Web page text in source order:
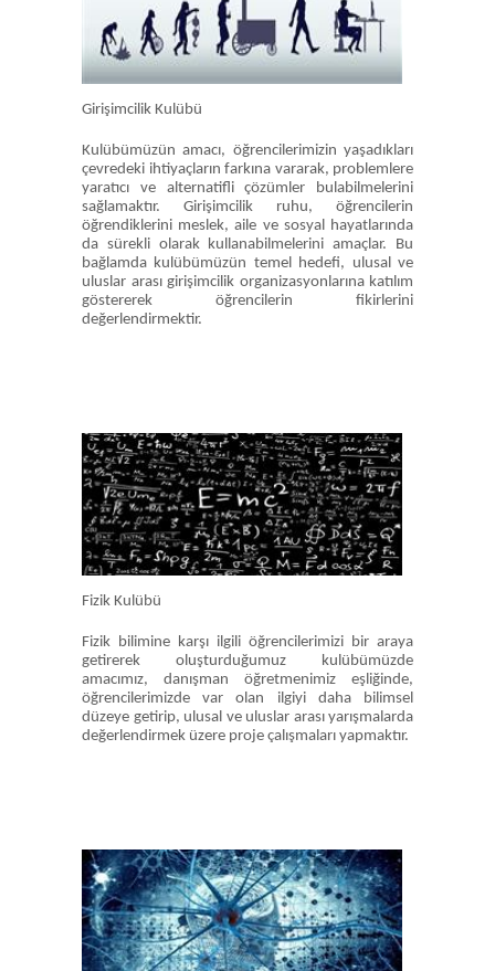
Girişimcilik Kulübü
Kulübümüzün amacı, öğrencilerimizin yaşadıkları
çevredeki ihtiyaçların farkına vararak, problemlere
yaratıcı ve alternatifli çözümler bulabilmelerini
sağlamaktır. Girişimcilik ruhu, öğrencilerin
öğrendiklerini meslek, aile ve sosyal hayatlarında
da sürekli olarak kullanabilmelerini amaçlar. Bu
bağlamda kulübümüzün temel hedefi, ulusal ve
uluslar arası girişimcilik organizasyonlarına katılım
göstererek öğrencilerin fikirlerini
değerlendirmektir.
Fizik Kulübü
Fizik bilimine karşı ilgili öğrencilerimizi bir araya
getirerek oluşturduğumuz kulübümüzde
amacımız, danışman öğretmenimiz eşliğinde,
öğrencilerimizde var olan ilgiyi daha bilimsel
düzeye getirip, ulusal ve uluslar arası yarışmalarda
değerlendirmek üzere proje çalışmaları yapmaktır.